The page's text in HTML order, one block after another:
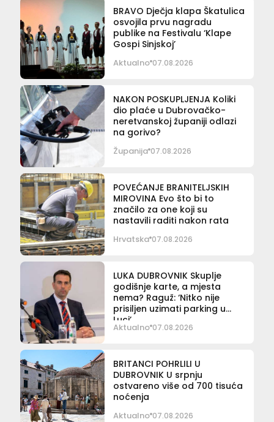
BRAVO Dječja klapa Škatulica
osvojila prvu nagradu
publike na Festivalu ‘Klape
Gospi Sinjskoj’
Aktualno 07.08.2026
NAKON POSKUPLJENJA Koliki
dio plaće u Dubrovačko-
neretvanskoj županiji odlazi
na gorivo?
Županija 07.08.2026
POVEĆANJE BRANITELJSKIH
MIROVINA Evo što bi to
značilo za one koji su
nastavili raditi nakon rata
Hrvatska 07.08.2026
LUKA DUBROVNIK Skuplje
godišnje karte, a mjesta
nema? Raguž: ‘Nitko nije
prisiljen uzimati parking u
Luci’
Aktualno 07.08.2026
BRITANCI POHRLILI U
DUBROVNIK U srpnju
ostvareno više od 700 tisuća
noćenja
Aktualno 07.08.2026